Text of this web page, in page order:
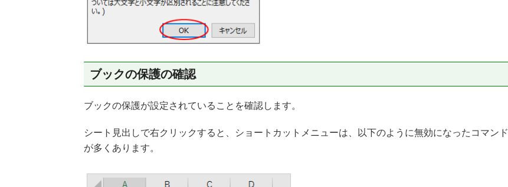
ブックの保護の確認
ブックの保護が設定されていることを確認します。
シート見出しで右クリックすると、ショートカットメニューは、以下のように無効になったコマンド
が多くあります。